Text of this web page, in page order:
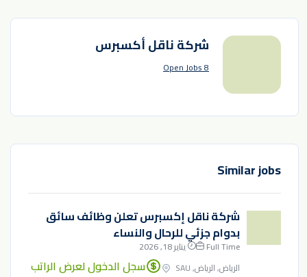
شركة ناقل أكسبرس
8 Open Jobs
Similar jobs
شركة ناقل إكسبرس تعلن وظائف سائق
بدوام جزئي للرحال والنساء
Full Time
يناير 18, 2026
الرياض, الرياض, SAU
سجل الدخول لعرض الراتب